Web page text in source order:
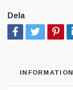
Dela
INFORMATION